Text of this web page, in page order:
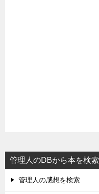
管理人のDBから本を検索
管理人の感想を検索